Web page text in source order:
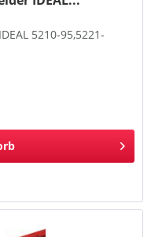
5210-95,5221-